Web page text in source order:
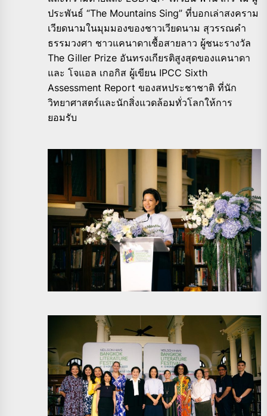
ประพันธ์ “The Mountains Sing” ที่บอกเล่าสงคราม
เวียดนามในมุมมองของชาวเวียดนาม สุวรรณคำ
ธรรมวงศา ชาวแคนาดาเชื้อสายลาว ผู้ชนะรางวัล
The Giller Prize อันทรงเกียรติสูงสุดของแคนาดา
และ โจแอล เกอกิส ผู้เขียน IPCC Sixth
Assessment Report ของสหประชาชาติ ที่นัก
วิทยาศาสตร์และนักสิ่งแวดล้อมทั่วโลกให้การ
ยอมรับ